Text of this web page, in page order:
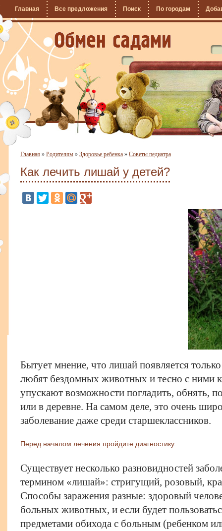
Главная Все предложения Поиск По городам
Главная » Родителям » Здоровье ребенка » Советы педиатра
Как лечить лишай у детей?
Бытует мнение, что лишай появляется
любят бездомных животных и тесно с ними
упускают возможности погладить, обнять,
или в деревне. На самом деле, это очень
заболевание даже среди старшеклассников.
Перед началом лечения пройдите диагностику.
Существует несколько разновидностей
термином «лишай»: стригущий, розовый,
Способы заражения разные: здоровый
больных животных, и если будет
предметами обихода с больным (ребенком